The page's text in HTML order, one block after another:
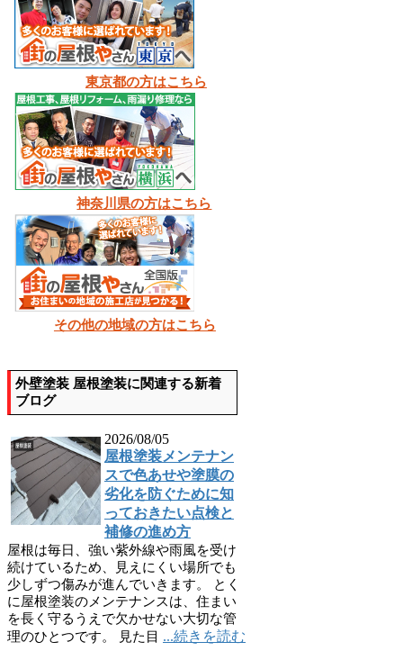
東京都の方はこちら
神奈川県の方はこちら
その他の地域の方はこちら
外壁塗装 屋根塗装に関連する新着
ブログ
2026/08/05
屋根塗装メンテナン
スで色あせや塗膜の
劣化を防ぐために知
っておきたい点検と
補修の進め方
屋根は毎日、強い紫外線や雨風を受け
続けているため、見えにくい場所でも
少しずつ傷みが進んでいきます。 とく
に屋根塗装のメンテナンスは、住まい
を長く守るうえで欠かせない大切な管
理のひとつです。 見た目 ...続きを読む